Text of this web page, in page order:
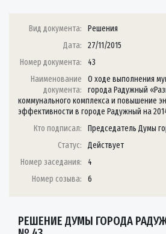
Вид документа:
Решения
Дата:
27/11/2015
Номер документа:
43
Наименование
документа:
О ходе выполнения
города Радужный
коммунального комплекса и повышение
эффективности в городе Радужный на
Кто подписал:
Председатель Думы
Статус:
Действует
Номер заседания:
4
Номер созыва:
6
РЕШЕНИЕ ДУМЫ ГОРОДА